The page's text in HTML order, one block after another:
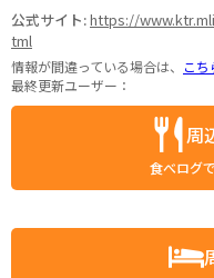
公式サイト:https://
tml
情報が間違っている場合は、 こち
最終更新ユーザー：
周
食べログ